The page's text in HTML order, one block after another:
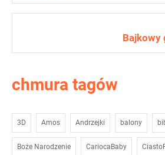
Bajkowy
chmura tagów
3D Amos Andrzejki balony
Boże Narodzenie CariocaBaby